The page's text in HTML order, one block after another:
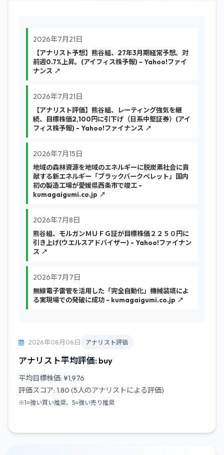
2026年7月21日
【アナリスト予想】熊谷組、27年3月期経常予想。対
前週0.7%上昇。(アイフィス株予報) - Yahoo!ファイ
ナンス ↗
2026年7月21日
【アナリスト評価】熊谷組、レーティング強気を継
続、目標株価2,100円に引下げ（日系中堅証券）(アイ
フィス株予報) - Yahoo!ファイナンス ↗
2026年7月15日
地域の森林資源を地域のエネルギーに脱炭素社会に貢
献する新エネルギー「ブラックバークペレット」国内
初の製造工場が愛媛県西条市で竣工 -
kumagaigumi.co.jp ↗
2026年7月8日
熊谷組、モルガンＭＵＦＧ証が目標株価２２５０円に
引き上げ(ウエルスアドバイザー) - Yahoo!ファイナン
ス ↗
2026年7月7日
無線電子雷管を活用した「完全自動化」機械装填によ
る実現場での発破に成功 - kumagaigumi.co.jp ↗
2026年08月06日 アナリスト評価
アナリスト平均評価: buy
平均目標株価: ¥1,976
評価スコア: 1.80 (5人のアナリストによる評価)
※1=強い買い推奨、5=強い売り推奨